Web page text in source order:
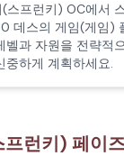
(스프런키) OC에서
데스의 게임(게임)
벨과 자원을 전략적
중하게 계획하세요.
런키) 페이